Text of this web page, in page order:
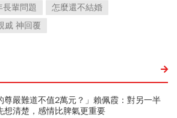
長輩問題
怎麼還不結婚
戚 神回覆
尊嚴難道不值2萬元？」賴佩霞：對另一半
想清楚，感情比脾氣更重要